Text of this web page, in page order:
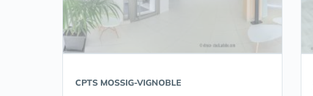
CPTS MOSSIG-VIGNOBLE